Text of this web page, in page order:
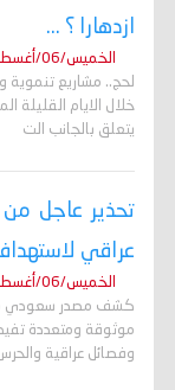
ازدهارا ؟ ...
الخميس/06/أغسطس/2026 - 11:33 م
لحج.. مشاريع
خلال الايام القليلة
يتعلق بالجانب الت
تحذير عاجل
عراقي
الخميس/06/أغسطس/2026 - 11:30 م
كشف مصدر سعودي
موثوقة ومتعددة
وفصائل عراقية